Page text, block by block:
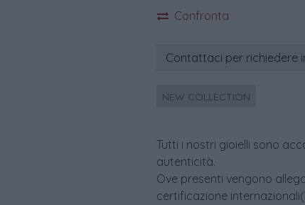
Confronta
Contattaci per richiedere
NEW COLLECTION
Tutti i nostri gioielli sono
autenticità.
Ove presenti vengono
certificazione